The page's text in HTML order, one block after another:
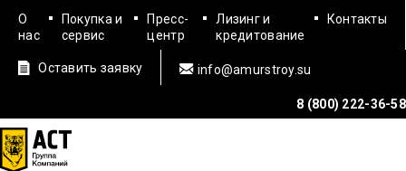
О
нас
Покупка и
сервис
Пресс-
центр
Лизинг и
кредитование
Контакты
Оставить заявку info@amurstroy.su
8 (800) 222-36-58